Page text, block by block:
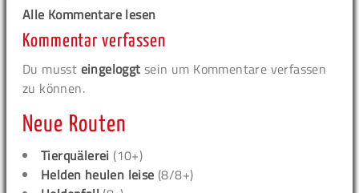
Alle Kommentare lesen
Kommentar verfassen
Du musst eingeloggt sein um Kommentare verfassen
zu können.
Neue Routen
Tierquälerei (10+)
Helden heulen leise (8/8+)